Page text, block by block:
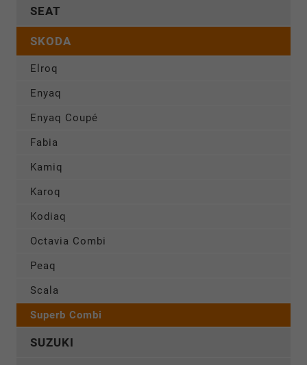
SEAT
SKODA
Elroq
Enyaq
Enyaq Coupé
Fabia
Kamiq
Karoq
Kodiaq
Octavia Combi
Peaq
Scala
Superb Combi
SUZUKI